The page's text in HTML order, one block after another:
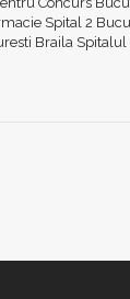
Spital 2
Braila Spitalul